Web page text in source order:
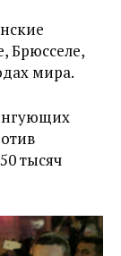
Брюсселе,
мира.
тысяч